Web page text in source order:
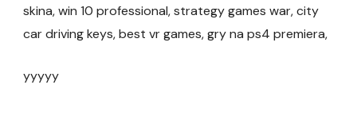
skina, win 10 professional, strategy games war, city
car driving keys, best vr games, gry na ps4 premiera,
yyyyy